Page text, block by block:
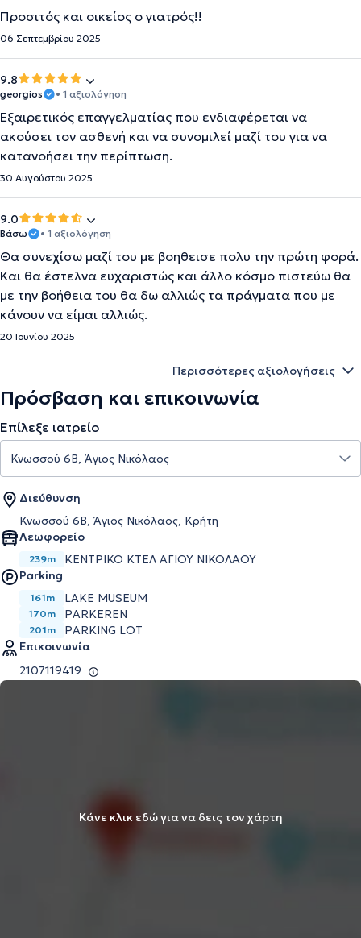
Προσιτός και οικείος ο γιατρός!!
06 Σεπτεμβρίου 2025
9.8
georgios • 1 αξιολόγηση
Εξαιρετικός επαγγελματίας που ενδιαφέρεται να
ακούσει τον ασθενή και να συνομιλεί μαζί του για να
κατανοήσει την περίπτωση.
30 Αυγούστου 2025
9.0
Βάσω • 1 αξιολόγηση
Θα συνεχίσω μαζί του με βοηθεισε πολυ την πρώτη φορά.
Και θα έστελνα ευχαριστώς και άλλο κόσμο πιστεύω θα
με την βοήθεια του θα δω αλλιώς τα πράγματα που με
κάνουν να είμαι αλλιώς.
20 Ιουνίου 2025
Περισσότερες αξιολογήσεις
Πρόσβαση και επικοινωνία
Επίλεξε ιατρείο
Διεύθυνση
Κνωσσού 6Β, Άγιος Νικόλαος, Κρήτη
Λεωφορείο
239m
ΚΕΝΤΡΙΚΟ ΚΤΕΛ ΑΓΙΟΥ ΝΙΚΟΛΑΟΥ
Parking
161m LAKE MUSEUM
170m PARKEREN
201m
PARKING LOT
Επικοινωνία
2107119419
Κάνε κλικ εδώ για να δεις τον χάρτη